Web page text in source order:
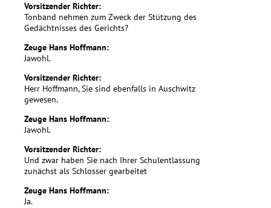
Vorsitzender Richter:
Tonband nehmen zum Zweck der Stützung des
Gedächtnisses des Gerichts?
Zeuge Hans Hoffmann:
Jawohl.
Vorsitzender Richter:
Herr Hoffmann, Sie sind ebenfalls in Auschwitz
gewesen.
Zeuge Hans Hoffmann:
Jawohl.
Vorsitzender Richter:
Und zwar haben Sie nach Ihrer Schulentlassung
zunächst als Schlosser gearbeitet
Zeuge Hans Hoffmann:
Ja.